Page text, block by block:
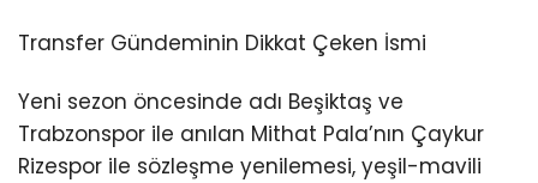
Transfer Gündeminin Dikkat Çeken İsmi
Yeni sezon öncesinde adı Beşiktaş ve
Trabzonspor ile anılan Mithat Pala’nın Çaykur
Rizespor ile sözleşme yenilemesi, yeşil-mavili